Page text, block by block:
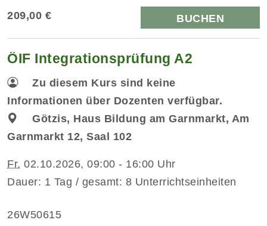
209,00 € BUCHEN
ÖIF Integrationsprüfung A2
Zu diesem Kurs sind keine
Informationen über Dozenten verfügbar.
Götzis, Haus Bildung am Garnmarkt, Am
Garnmarkt 12, Saal 102
Fr. 02.10.2026, 09:00 - 16:00 Uhr
Dauer: 1 Tag / gesamt: 8 Unterrichtseinheiten
26W50615